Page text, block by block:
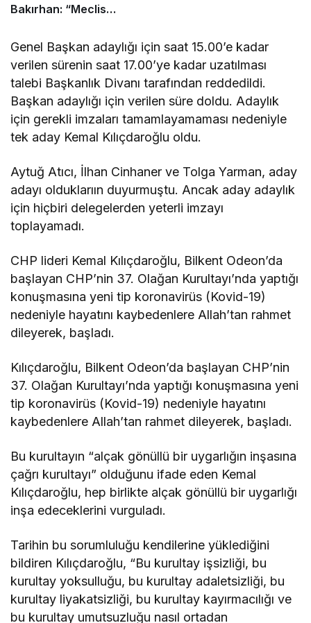
Bakırhan: “Meclis
yasa çıkarılmalıdır”
Genel Başkan adaylığı için saat 15.00’e kadar
verilen sürenin saat 17.00’ye kadar uzatılması
talebi Başkanlık Divanı tarafından reddedildi.
Başkan adaylığı için verilen süre doldu. Adaylık
için gerekli imzaları tamamlayamaması nedeniyle
tek aday Kemal Kılıçdaroğlu oldu.
Aytuğ Atıcı, İlhan Cinhaner ve Tolga Yarman, aday
adayı olduklarıın duyurmuştu. Ancak aday adaylık
için hiçbiri delegelerden yeterli imzayı
toplayamadı.
CHP lideri Kemal Kılıçdaroğlu, Bilkent Odeon’da
başlayan CHP’nin 37. Olağan Kurultayı’nda yaptığı
konuşmasına yeni tip koronavirüs (Kovid-19)
nedeniyle hayatını kaybedenlere Allah’tan rahmet
dileyerek, başladı.
Kılıçdaroğlu, Bilkent Odeon’da başlayan CHP’nin
37. Olağan Kurultayı’nda yaptığı konuşmasına yeni
tip koronavirüs (Kovid-19) nedeniyle hayatını
kaybedenlere Allah’tan rahmet dileyerek, başladı.
Bu kurultayın “alçak gönüllü bir uygarlığın inşasına
çağrı kurultayı” olduğunu ifade eden Kemal
Kılıçdaroğlu, hep birlikte alçak gönüllü bir uygarlığı
inşa edeceklerini vurguladı.
Tarihin bu sorumluluğu kendilerine yüklediğini
bildiren Kılıçdaroğlu, “Bu kurultay işsizliği, bu
kurultay yoksulluğu, bu kurultay adaletsizliği, bu
kurultay liyakatsizliği, bu kurultay kayırmacılığı ve
bu kurultay umutsuzluğu nasıl ortadan